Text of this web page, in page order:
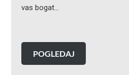
vas bogat…
POGLEDAJ